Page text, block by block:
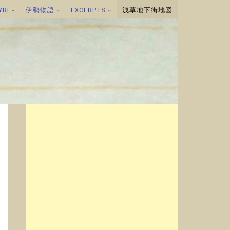
伊勢物語 EXCERPTS 浅草地下街地図